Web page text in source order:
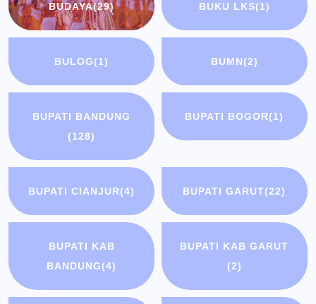
BUDAYA(29) BUKU LKS(1)
BULOG(1) BUMN(2)
BUPATI BANDUNG
(128)
BUPATI BOGOR(1)
BUPATI CIANJUR(4) BUPATI GARUT(22)
BUPATI KAB
BANDUNG(4)
BUPATI KAB GARUT
(2)